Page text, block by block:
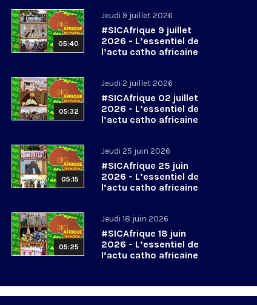
05:40
Jeudi 9 juillet 2026
#SICAfrique 9 juillet
2026 - L’essentiel de
l’actu catho africaine
05:32
Jeudi 2 juillet 2026
#SICAfrique 02 juillet
2026 - L’essentiel de
l’actu catho africaine
05:15
Jeudi 25 juin 2026
#SICAfrique 25 juin
2026 - L’essentiel de
l’actu catho africaine
05:25
Jeudi 18 juin 2026
#SICAfrique 18 juin
2026 - L’essentiel de
l’actu catho africaine